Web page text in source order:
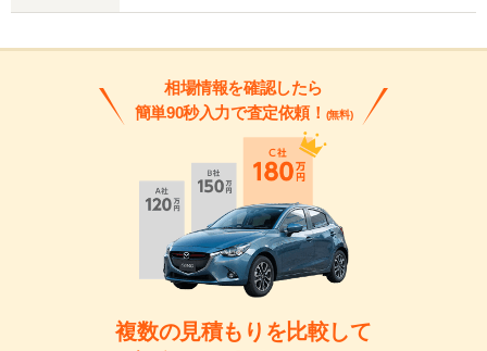
相場情報を確認したら
簡単90秒入力で査定依頼！ (無料)
複数の見積もりを比較して